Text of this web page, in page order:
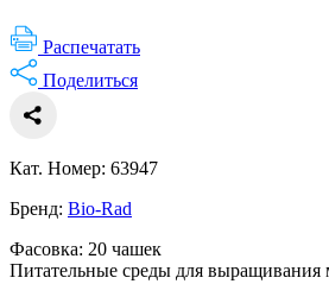
Распечатать
Поделиться
Кат. Номер: 63947
Бренд: Bio-Rad
Фасовка: 20 чашек
Питательные среды для выращивания